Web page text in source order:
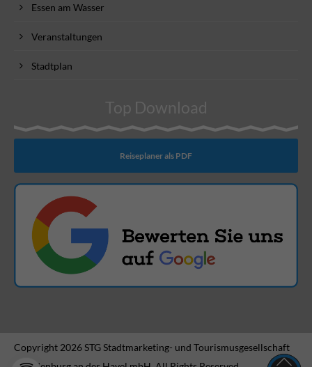
Essen am Wasser
Veranstaltungen
Stadtplan
Top Download
Reiseplaner als PDF
Copyright 2026 STG Stadtmarketing- und Tourismusgesellschaft